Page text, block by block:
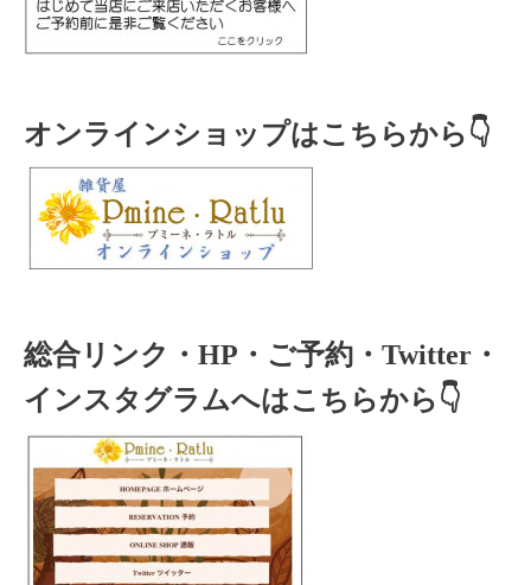
オンラインショップはこちらから👇
総合リンク・HP・ご予約・Twitter・
インスタグラムへはこちらから👇